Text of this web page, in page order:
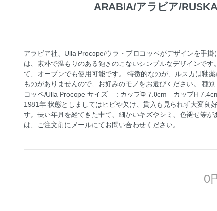
ARABIA/アラビア/
アラビア社、Ulla Procope/ウラ・プロコッペがデザインを手
は、素朴で温もりのある飽きのこないシンプルなデザインで
て、オーブンでも使用可能です。 特徴的なのが、ルスカは釉
ものがありませんので、お好みのモノをお選びください。
コッペ/Ulla Procope サイズ : カップΦ 7.0cm カップH
1981年 状態としましてはヒビや欠け、貫入も見られず大変良
す。長い年月を経てきた中で、細かいキズやシミ、色褪せ等
は、ご注文前にメールにてお問い合わせください。
0